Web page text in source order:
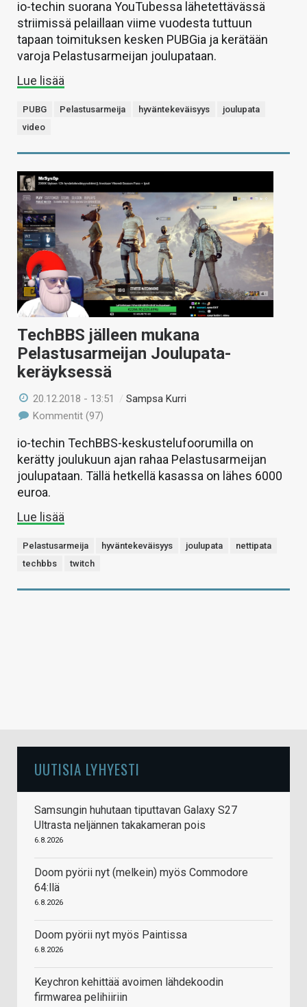
io-techin suorana YouTubessa lähetettävässä
striimissä pelaillaan viime vuodesta tuttuun
tapaan toimituksen kesken PUBGia ja kerätään
varoja Pelastusarmeijan joulupataan.
Lue lisää
PUBG Pelastusarmeija hyväntekeväisyys
joulupata
video
TechBBS jälleen mukana
Pelastusarmeijan Joulupata-
keräyksessä
20.12.2018 - 13:51 /Sampsa Kurri
Kommentit (97)
io-techin TechBBS-keskustelufoorumilla on
kerätty joulukuun ajan rahaa Pelastusarmeijan
joulupataan. Tällä hetkellä kasassa on lähes 6000
euroa.
Lue lisää
Pelastusarmeija hyväntekeväisyys joulupata
nettipata
techbbs
twitch
UUTISIA LYHYESTI
Samsungin huhutaan tiputtavan Galaxy S27
Ultrasta neljännen takakameran pois
6.8.2026
Doom pyörii nyt (melkein) myös Commodore
64:llä
6.8.2026
Doom pyörii nyt myös Paintissa
6.8.2026
Keychron kehittää avoimen lähdekoodin
firmwarea pelihiiriin